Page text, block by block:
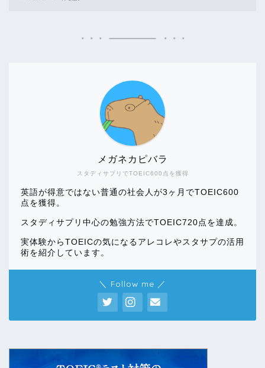
スタディサプリでTOEIC600点を獲得
メガネカピバラ
英語が得意ではない普通の社会人が3ヶ月でTOEIC600
点を獲得。
スタディサプリ中心の勉強方法でTOEIC720点を達成。
実体験からTOEICの気になるアレコレやスタサプの活用
術を紹介しています。
＼ Follow me ／